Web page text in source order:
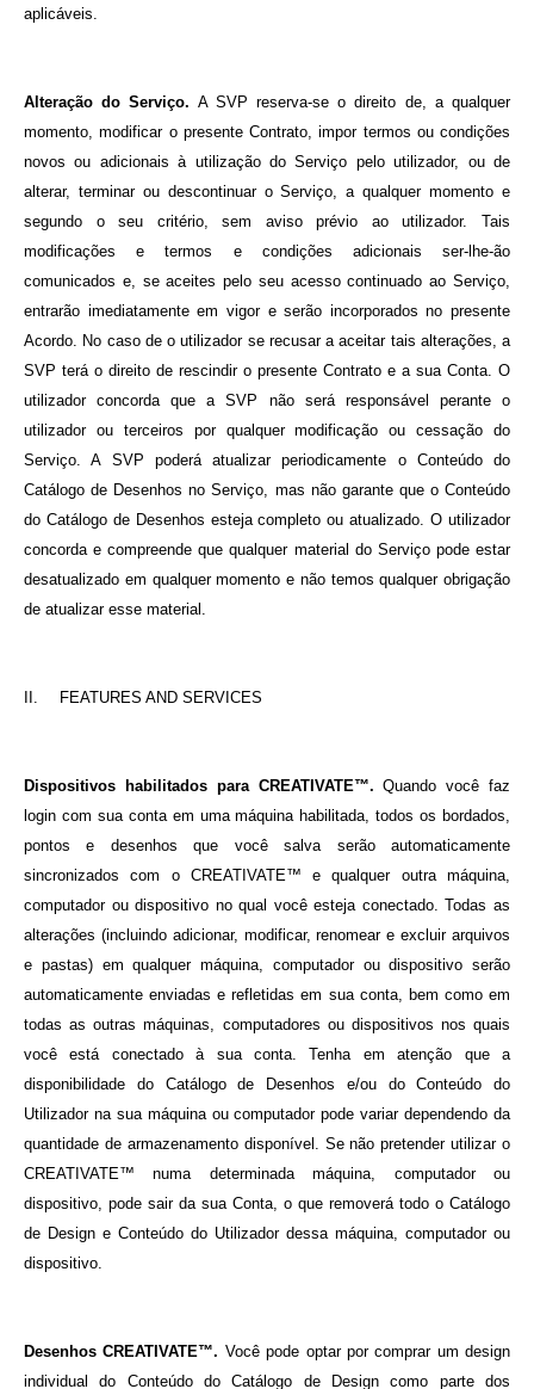
aplicáveis.
Alteração do Serviço. A SVP reserva-se o direito de, a qualquer
momento, modificar o presente Contrato, impor termos ou condições
novos ou adicionais à utilização do Serviço pelo utilizador, ou de
alterar, terminar ou descontinuar o Serviço, a qualquer momento e
segundo o seu critério, sem aviso prévio ao utilizador. Tais
modificações e termos e condições adicionais ser-lhe-ão
comunicados e, se aceites pelo seu acesso continuado ao Serviço,
entrarão imediatamente em vigor e serão incorporados no presente
Acordo. No caso de o utilizador se recusar a aceitar tais alterações, a
SVP terá o direito de rescindir o presente Contrato e a sua Conta. O
utilizador concorda que a SVP não será responsável perante o
utilizador ou terceiros por qualquer modificação ou cessação do
Serviço. A SVP poderá atualizar periodicamente o Conteúdo do
Catálogo de Desenhos no Serviço, mas não garante que o Conteúdo
do Catálogo de Desenhos esteja completo ou atualizado. O utilizador
concorda e compreende que qualquer material do Serviço pode estar
desatualizado em qualquer momento e não temos qualquer obrigação
de atualizar esse material.
II. FEATURES AND SERVICES
Dispositivos habilitados para CREATIVATE™.Quando você faz
login com sua conta em uma máquina habilitada, todos os bordados,
pontos e desenhos que você salva serão automaticamente
sincronizados com o CREATIVATE™ e qualquer outra máquina,
computador ou dispositivo no qual você esteja conectado. Todas as
alterações (incluindo adicionar, modificar, renomear e excluir arquivos
e pastas) em qualquer máquina, computador ou dispositivo serão
automaticamente enviadas e refletidas em sua conta, bem como em
todas as outras máquinas, computadores ou dispositivos nos quais
você está conectado à sua conta. Tenha em atenção que a
disponibilidade do Catálogo de Desenhos e/ou do Conteúdo do
Utilizador na sua máquina ou computador pode variar dependendo da
quantidade de armazenamento disponível. Se não pretender utilizar o
CREATIVATE™ numa determinada máquina, computador ou
dispositivo, pode sair da sua Conta, o que removerá todo o Catálogo
de Design e Conteúdo do Utilizador dessa máquina, computador ou
dispositivo.
Desenhos CREATIVATE™. Você pode optar por comprar um design
individual do Conteúdo do Catálogo de Design como parte dos